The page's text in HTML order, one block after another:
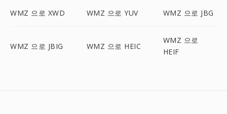
WMZ 으로 XWD WMZ 으로 YUV WMZ 으로 JBG
WMZ 으로 JBIG WMZ 으로 HEIC
WMZ 으로
HEIF